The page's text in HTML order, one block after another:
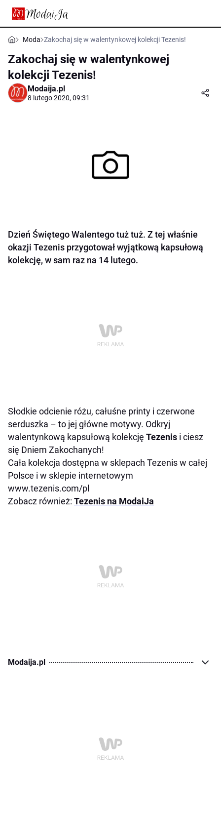
Moda Zakochaj się w walentynkowej kolekcji Tezenis!
Zakochaj się w walentynkowej
kolekcji Tezenis!
Modaija.pl
8 lutego 2020, 09:31
Dzień Świętego Walentego tuż tuż. Z tej właśnie
okazji Tezenis przygotował wyjątkową kapsułową
kolekcję, w sam raz na 14 lutego.
Słodkie odcienie różu, całuśne printy i czerwone
serduszka – to jej główne motywy. Odkryj
walentynkową kapsułową kolekcję Tezenis i ciesz
się Dniem Zakochanych!
Cała kolekcja dostępna w sklepach Tezenis w całej
Polsce i w sklepie internetowym
www.tezenis.com/pl
Zobacz również: Tezenis na ModaiJa
Modaija.pl